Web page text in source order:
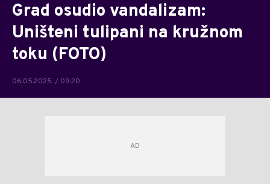
Grad osudio vandalizam:
Uništeni tulipani na kružnom
toku (FOTO)
06.05.2025. / 09:20